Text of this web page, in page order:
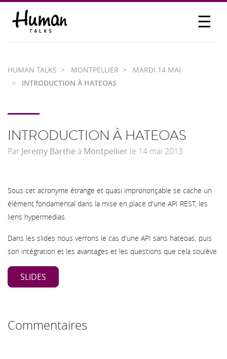
☰
PARTICIPER
HUMAN TALKS MONTPELLIER
MARDI 14 MAI
INTRODUCTION À HATEOAS
INTRODUCTION À HATEOAS
Par Jeremy Barthe à Montpellier le 14 mai 2013
Sous cet acronyme étrange et quasi imprononçable se cache un
élément fondamental dans la mise en place d'une API REST, les
liens hypermedias.
Dans les slides nous verrons le cas d'une API sans hateoas, puis
son intégration et les avantages et les questions que cela soulève.
SLIDES
Commentaires